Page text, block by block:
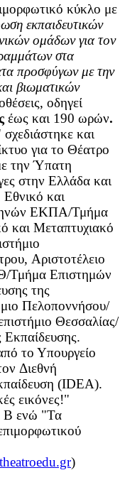
κύκλο με
εκπαιδευτικών
ομάδων για τον
στα
προσφύγων με την
βιωματικών
οδηγεί
έως και 190 ωρών.
και
για το Θέατρο
την Ύπατη
στην Ελλάδα και
και
ΕΚΠΑ/Τμήμα
και Μεταπτυχιακό
Αριστοτέλειο
Τμήμα Επιστημών
της
Πελοποννήσου/
Θεσσαλίας/
το Υπουργείο
Διεθνή
(IDEA).
εικόνες!"
Β ενώ "Τα
)